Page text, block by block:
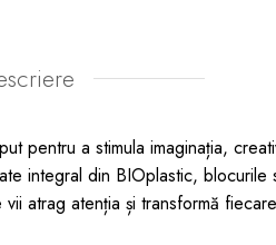
pentru a stimula imaginația,
integral din BIOplastic, blocurile
atrag atenția și transformă